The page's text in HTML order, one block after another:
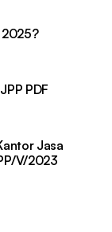
2025?
PDF
Jasa
V/2023